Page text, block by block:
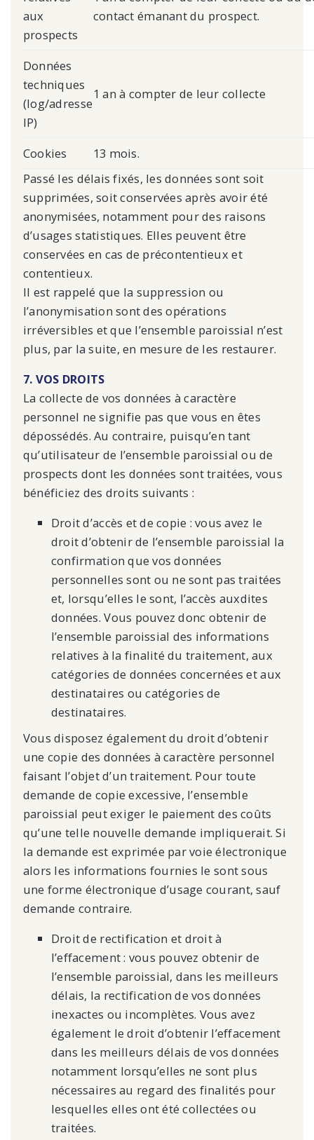
aux
prospects
contact émanant du prospect.
Données
techniques
(log/adresse
IP)
1 an à compter de leur collecte
Cookies
13 mois.
Passé les délais fixés, les données sont soit
supprimées, soit conservées après avoir été
anonymisées, notamment pour des raisons
d’usages statistiques. Elles peuvent être
conservées en cas de précontentieux et
contentieux.
Il est rappelé que la suppression ou
l’anonymisation sont des opérations
irréversibles et que l’ensemble paroissial n’est
plus, par la suite, en mesure de les restaurer.
7. VOS DROITS
La collecte de vos données à caractère
personnel ne signifie pas que vous en êtes
dépossédés. Au contraire, puisqu’en tant
qu’utilisateur de l’ensemble paroissial ou de
prospects dont les données sont traitées, vous
bénéficiez des droits suivants :
Droit d’accès et de copie : vous avez le
droit d’obtenir de l’ensemble paroissial la
confirmation que vos données
personnelles sont ou ne sont pas traitées
et, lorsqu’elles le sont, l’accès auxdites
données. Vous pouvez donc obtenir de
l’ensemble paroissial des informations
relatives à la finalité du traitement, aux
catégories de données concernées et aux
destinataires ou catégories de
destinataires.
Vous disposez également du droit d’obtenir
une copie des données à caractère personnel
faisant l’objet d’un traitement. Pour toute
demande de copie excessive, l’ensemble
paroissial peut exiger le paiement des coûts
qu’une telle nouvelle demande impliquerait. Si
la demande est exprimée par voie électronique
alors les informations fournies le sont sous
une forme électronique d’usage courant, sauf
demande contraire.
Droit de rectification et droit à
l’effacement : vous pouvez obtenir de
l’ensemble paroissial, dans les meilleurs
délais, la rectification de vos données
inexactes ou incomplètes. Vous avez
également le droit d’obtenir l’effacement
dans les meilleurs délais de vos données
notamment lorsqu’elles ne sont plus
nécessaires au regard des finalités pour
lesquelles elles ont été collectées ou
traitées.